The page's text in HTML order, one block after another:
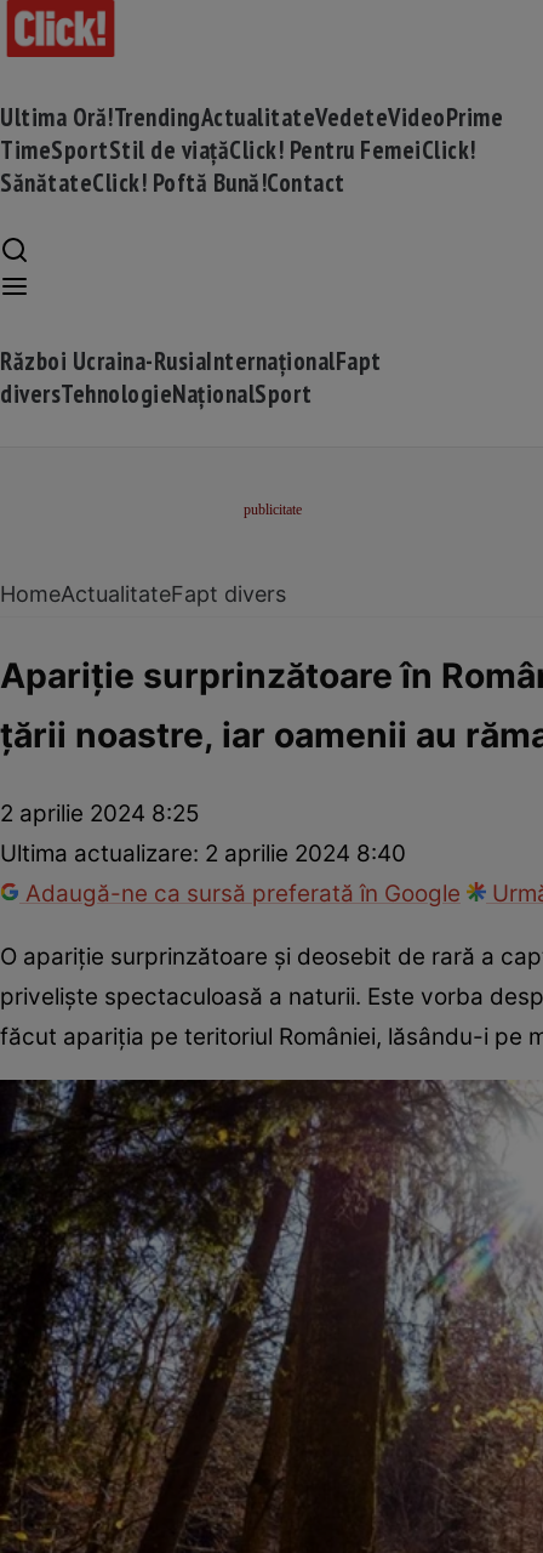
Ultima Oră!TrendingActualitateVedeteVideoPrime
TimeSportStil de viațăClick! Pentru FemeiClick!
SănătateClick! Poftă Bună!Contact
Război Ucraina-RusiaInternaționalFapt
diversTehnologieNaționalSport
HomeActualitateFapt divers
Apariție surprinzătoare în
țării noastre, iar oamenii au
2 aprilie 2024 8:25
Ultima actualizare: 2 aprilie 2024 8:40
Adaugă-ne ca sursă preferată în Google
O apariție surprinzătoare și deosebit de rară a
priveliște spectaculoasă a naturii. Este vorba
făcut apariția pe teritoriul României, lăsându-i pe